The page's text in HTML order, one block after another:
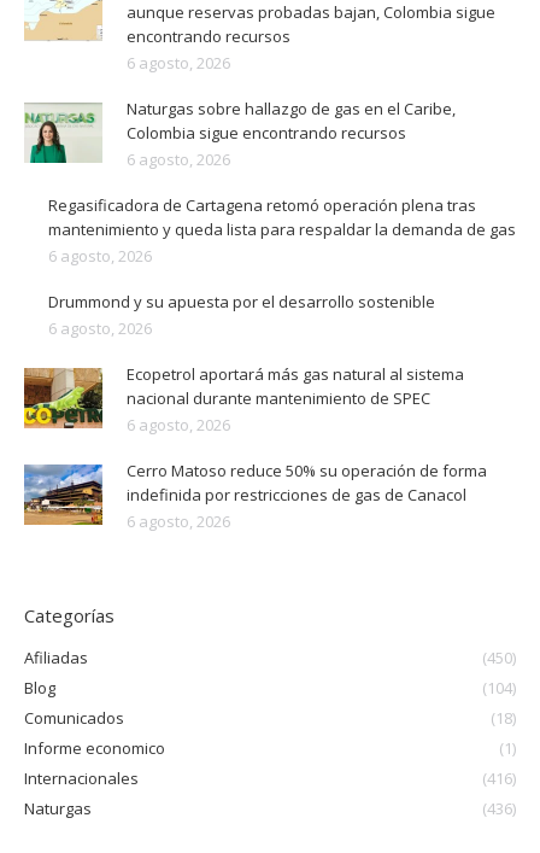
aunque reservas probadas bajan, Colombia sigue
encontrando recursos
6 agosto, 2026
Naturgas sobre hallazgo de gas en el Caribe,
Colombia sigue encontrando recursos
6 agosto, 2026
Regasificadora de Cartagena retomó operación plena tras
mantenimiento y queda lista para respaldar la demanda de gas
6 agosto, 2026
Drummond y su apuesta por el desarrollo sostenible
6 agosto, 2026
Ecopetrol aportará más gas natural al sistema
nacional durante mantenimiento de SPEC
6 agosto, 2026
Cerro Matoso reduce 50% su operación de forma
indefinida por restricciones de gas de Canacol
6 agosto, 2026
Categorías
Afiliadas
(450)
Blog
(104)
Comunicados
(18)
Informe economico
(1)
Internacionales
(416)
Naturgas
(436)